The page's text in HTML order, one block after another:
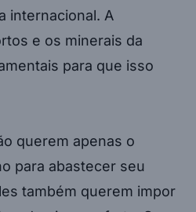
internacional. A
e os minerais da
para que isso
querem apenas o
para abastecer seu
também querem impor